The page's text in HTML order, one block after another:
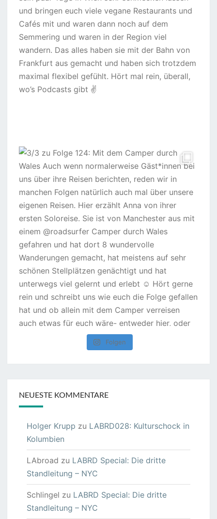
Folgen
NEUESTE KOMMENTARE
Holger Krupp zu LABRD028: Kulturschock in
Kolumbien
LAbroad zu LABRD Special: Die dritte
Standleitung – NYC
Schlingel zu LABRD Special: Die dritte
Standleitung – NYC